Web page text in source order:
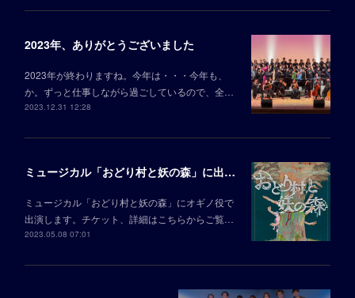
2023年、ありがとうございました
2023年が終わりますね。今年は・・・今年も、
か。ずっと仕事しながら過ごしているので、全…
2023.12.31 12:28
ミュージカル「おどり村と妖の森」に出演します
ミュージカル「おどり村と妖の森」にオギノ役で
出演します。チケット、詳細はこちらからご覧…
2023.05.08 07:01